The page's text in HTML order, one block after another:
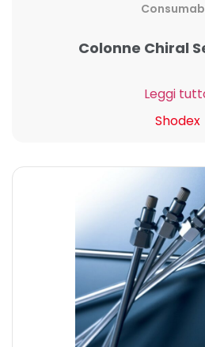
Colonne Chiral
Leggi
Shodex